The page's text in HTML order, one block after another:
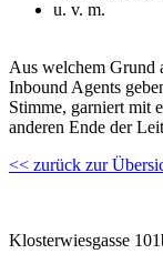
u. v. m.
Aus welchem Grund
Inbound Agents
Stimme, garniert mit
anderen Ende der
<< zurück zur
Klosterwiesgasse